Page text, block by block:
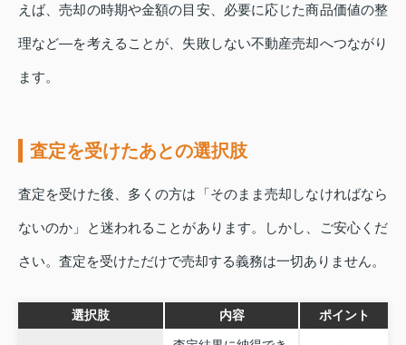
えば、売却の時期や金額の目安、必要に応じた商品価値の整
理など—を考えることが、失敗しない不動産売却へつながり
ます。
査定を受けたあとの選択肢
査定を受けた後、多くの方は「そのまま売却しなければなら
ないのか」と迷われることがあります。しかし、ご安心くだ
さい。査定を受けただけで売却する義務は一切ありません。
選択肢 内容 ポイント